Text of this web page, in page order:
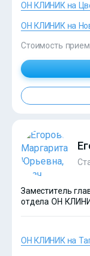
?>
ОН КЛИНИК на
ОН КЛИНИК на
Стоимость
Заместитель
отдела ОН
ОН КЛИНИК на